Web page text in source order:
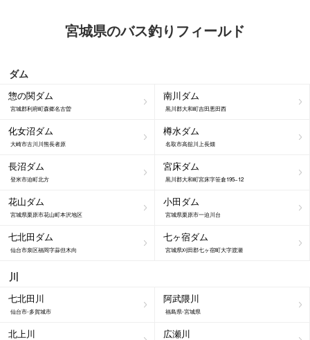
宮城県のバス釣りフィールド
ダム
惣の関ダム
宮城郡利府町森郷名古曽
南川ダム
黒川郡大和町吉田悪田西
化女沼ダム
大崎市古川川熊長者原
樽水ダム
名取市高舘川上長畑
長沼ダム
登米市迫町北方
宮床ダム
黒川郡大和町宮床字笹倉195−12
花山ダム
宮城県栗原市花山町本沢地区
小田ダム
宮城県栗原市一迫川台
七北田ダム
仙台市泉区福岡字蒜但木向
七ヶ宿ダム
宮城県刈田郡七ヶ宿町大字渡瀬
川
七北田川
仙台市-多賀城市
阿武隈川
福島県-宮城県
北上川 広瀬川